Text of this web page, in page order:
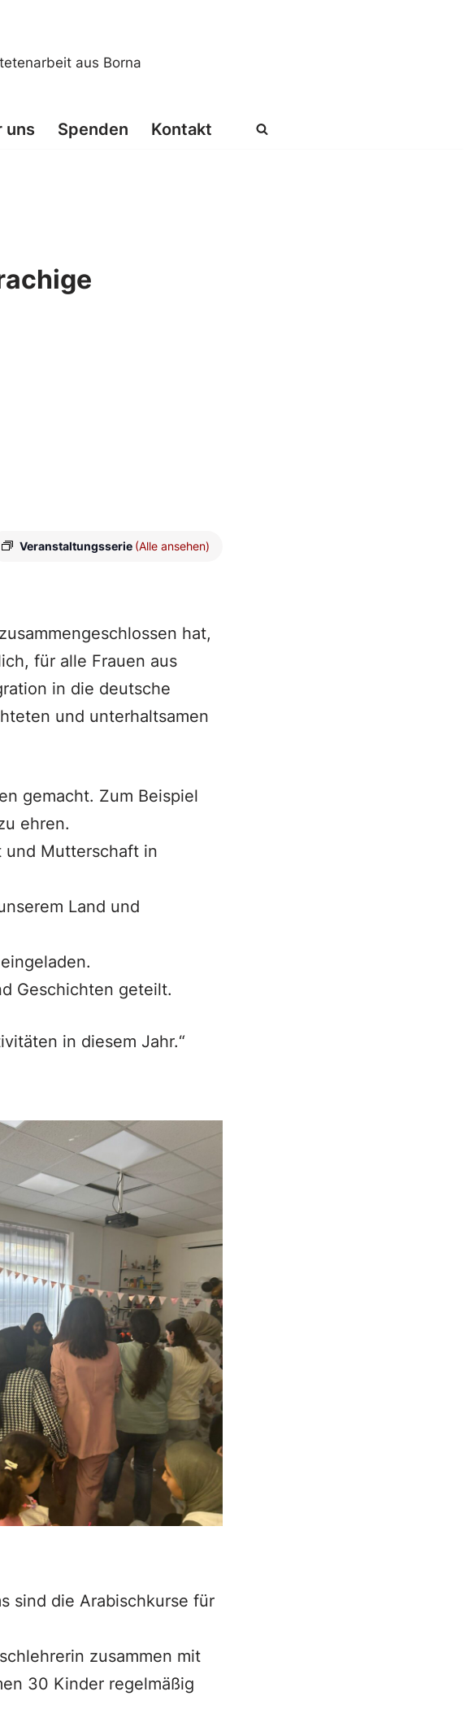
aus Borna
uns Spenden Kontakt
Veranstaltungsserie (Alle ansehen)
hat,
für alle Frauen aus
in die deutsche
und unterhaltsamen
gemacht. Zum Beispiel
ehren.
und Mutterschaft in
Land und
Geschichten geteilt.
in diesem Jahr.“
sind die Arabischkurse für
zusammen mit
30 Kinder regelmäßig